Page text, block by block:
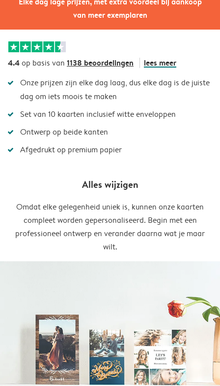
van meer exemplaren
4.4op basis van 1138 beoordelingen lees meer
Onze prijzen zijn elke dag laag, dus elke dag is de juiste
dag om iets moois te maken
Set van 10 kaarten inclusief witte enveloppen
Ontwerp op beide kanten
Afgedrukt op premium papier
Alles wijzigen
Omdat elke gelegenheid uniek is, kunnen onze kaarten
compleet worden gepersonaliseerd. Begin met een
professioneel ontwerp en verander daarna wat je maar
wilt.